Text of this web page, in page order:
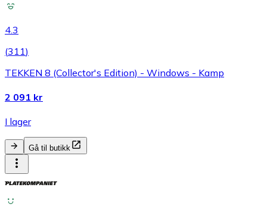
4.3
(311)
TEKKEN 8 (Collector's Edition) - Windows - Kamp
2 091 kr
I lager
Gå til butikk